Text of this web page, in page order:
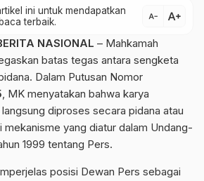
ini untuk mendapatkan
terbaik.
text_decrease text_increase
NASIONAL – Mahkamah
batas tegas antara sengketa
Dalam Putusan Nomor
, MK menyatakan bahwa karya
diproses secara pidana atau
mekanisme yang diatur dalam Undang-
1999 tentang Pers.
posisi Dewan Pers sebagai